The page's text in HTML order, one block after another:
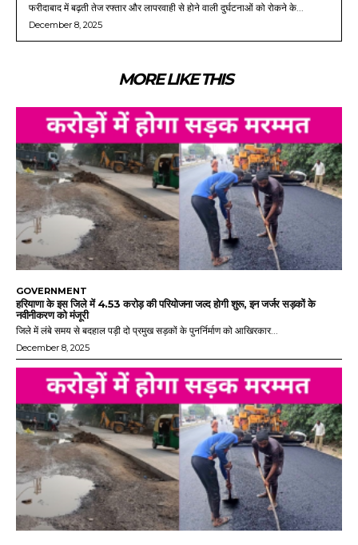
फरीदाबाद में बढ़ती तेज रफ्तार और लापरवाही से होने वाली दुर्घटनाओं को रोकने के...
December 8, 2025
MORE LIKE THIS
GOVERNMENT
हरियाणा के इस जिले में 4.53 करोड़ की परियोजना जल्द होगी शुरू, इन जर्जर सड़कों के
नवीनीकरण को मंजूरी
जिले में लंबे समय से बदहाल पड़ी दो प्रमुख सड़कों के पुनर्निर्माण को आखिरकार...
December 8, 2025